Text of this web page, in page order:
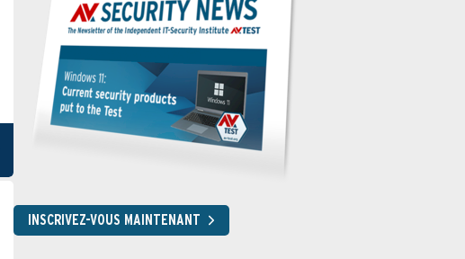
INSCRIVEZ-VOUS MAINTENANT